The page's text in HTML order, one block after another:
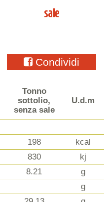
sale
Condividi
Tonno
sottolio,
senza sale
U.d.m
198
kcal
830
kj
8.21
g
g